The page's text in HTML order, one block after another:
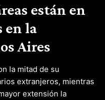
están en
en la
Aires
la mitad de su
extranjeros, mientras
extensión la